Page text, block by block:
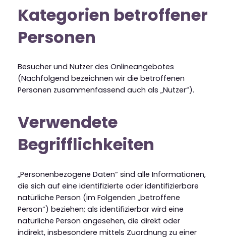
Kategorien betroffener
Personen
Besucher und Nutzer des Onlineangebotes
(Nachfolgend bezeichnen wir die betroffenen
Personen zusammenfassend auch als „Nutzer“).
Verwendete
Begrifflichkeiten
„Personenbezogene Daten“ sind alle Informationen,
die sich auf eine identifizierte oder identifizierbare
natürliche Person (im Folgenden „betroffene
Person“) beziehen; als identifizierbar wird eine
natürliche Person angesehen, die direkt oder
indirekt, insbesondere mittels Zuordnung zu einer